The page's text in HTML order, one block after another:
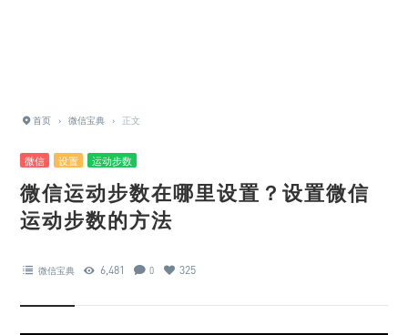
首页 › 微信宝典 › 正文
微信 设置 运动步数
微信运动步数在哪里设置？设置微信
运动步数的方法
微信宝典 6,481 0 325